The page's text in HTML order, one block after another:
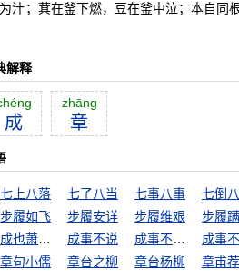
汁；萁在釜下燃，豆在釜中泣；本自同
解释
成
zhāng
章
七上八落 七了八当 七事八事
七倒
步履如飞 步履安详 步履维艰
步履
成事不说
章句小儒 章台之柳 章台杨柳 章甫